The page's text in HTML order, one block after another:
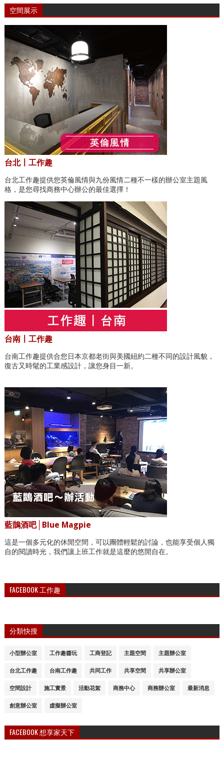
空間展示
台北〡工作趣
台北工作趣提供您英倫風情與九份風情二種不一樣的辦公室主題風
格，是您尋找商務中心辦公的最佳選擇！
台南〡工作趣
台南工作趣提供合您日本京都老街與美國紐約二種不同的設計風貌，
復古又時髦的工業感設計，讓您身目一新。
藍鵲酒吧│Blue Magpie
這是一個多元化的休閒空間，可以團體輕鬆的討論，也能享受個人獨
自的閱讀時光，我們讓上班工作就是這麼的悠閒自在。
FACEBOOK 工作趣
分類快搜
小型辦公室 工作趣醬玩 工商登記 主題空間 主題辦公室
台北工作趣 台南工作趣 共同工作 共享空間 共享辦公室
空間設計 施工實景 活動花絮 商務中心 商務辦公室 最新消息
創意辦公室 虛擬辦公室
FACEBOOK 想享家天下